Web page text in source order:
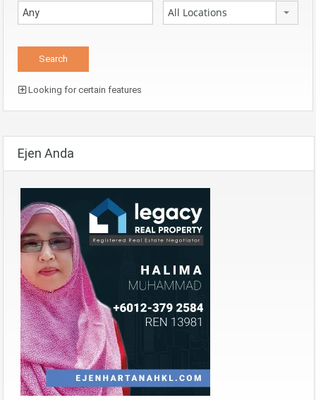
All Locations
Looking for certain features
Ejen Anda